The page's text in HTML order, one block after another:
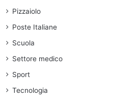
Pizzaiolo
Poste Italiane
Scuola
Settore medico
Sport
Tecnologia